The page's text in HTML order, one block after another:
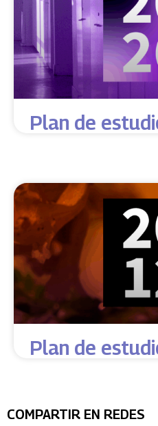
Plan de
Plan de
COMPARTIR EN REDES